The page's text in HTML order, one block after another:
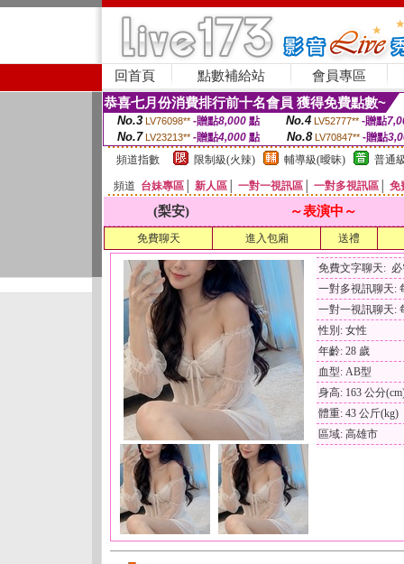
回首頁 點數補給站 會員專區
恭喜七月份消費排行前十名會員 獲得免費點數~
No.3 LV76098** -贈點8,000點 No.4 LV52777** -贈點
No.7 LV23213** -贈點4,000 點 No.8 LV70847** -贈點
頻道指數
限制級(火辣) 輔導級(曖昧) 普通
頻道 台妹專區 新人區 一對一視訊區 一對多視訊區 免
(梨安) ～表演中～
免費聊天 進入包廂 送禮
免費文字聊天:
一對多視訊聊天:
一對一視訊聊天:
性別: 女性
年齡: 28 歲
血型: AB型
身高: 163 公分
體重: 43 公斤(kg)
區域: 高雄市